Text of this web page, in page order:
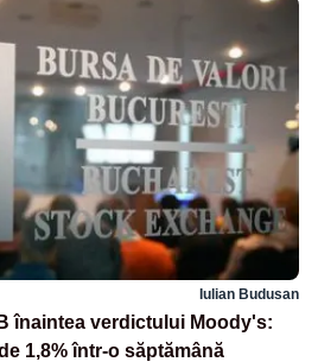
Iulian Budusan
înaintea verdictului Moody's:
1,8% într-o săptămână